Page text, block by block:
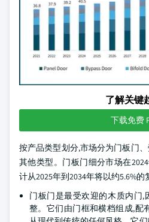
了解关键
下载免费
按产品类型划分,市场分为门板门
其他类型。门板门细分市场在
计从2025年到2034年将以约5.6%的
门板门是最受欢迎的木质内门,
整。它们由门框和横档组成,配